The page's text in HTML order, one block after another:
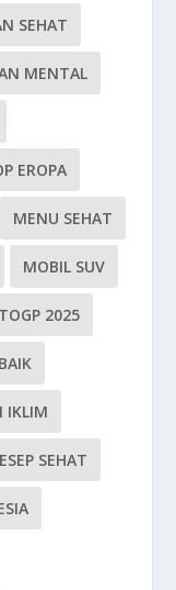
SEHAT
MENTAL
EROPA
MENU SEHAT
MOBIL SUV
2025
IKLIM
SEHAT